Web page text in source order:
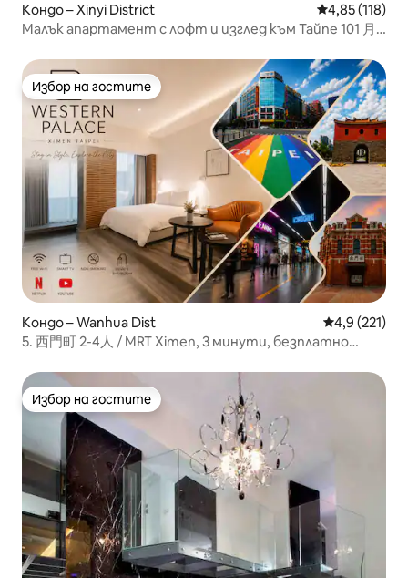
Кондо – Xinyi District Средна
4,85 (118)
Малък апартамент с лофт и изглед към Тайпе 101 月
Избор на гостите
Избор на гостите
Кондо – Wanhua Dist Средна
4,9 (221)
5. 西門町 2-4人 / MRT Ximen, 3 минути, безплатно
Избор на гостите
Избор на гостите